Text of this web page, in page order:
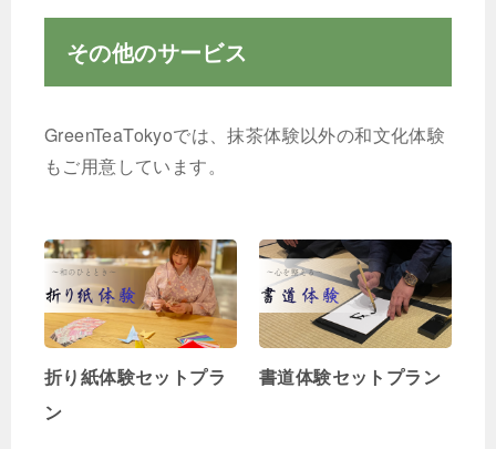
その他のサービス
GreenTeaTokyoでは、抹茶体験以外の和文化体験
もご用意しています。
折り紙体験セットプラ
ン
書道体験セットプラン